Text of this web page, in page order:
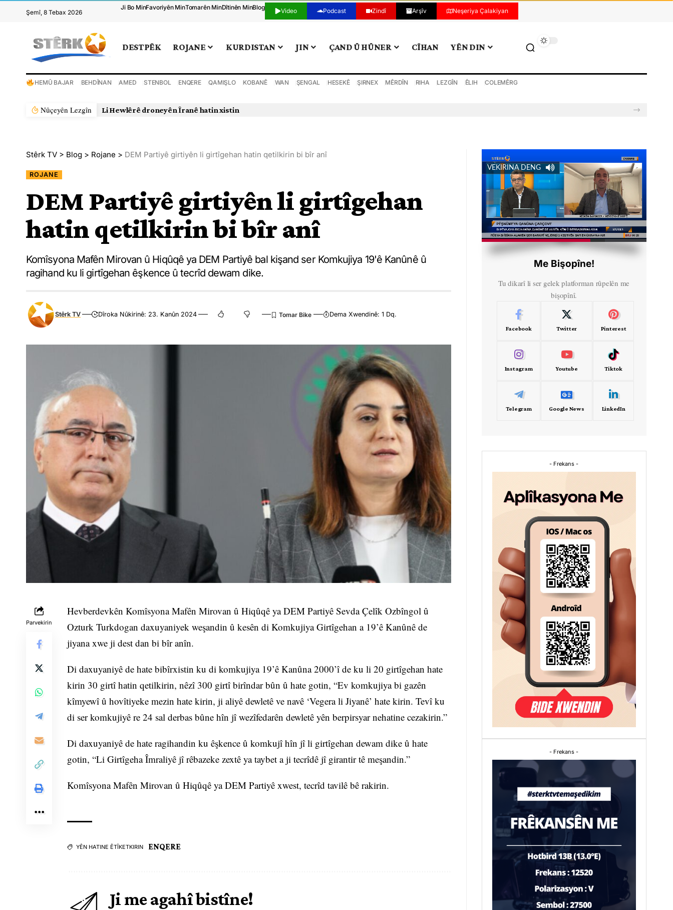
Şemî, 8 Tebax 2026
Ji Bo MinFavoriyên MinTomarên MinDîtinên MinBlog Video Podcast Zindî Arşîv Neşeriya Çalakiyan
DESTPÊK ROJANE KURDISTAN JIN ÇAND Û HÛNER CÎHAN YÊN DIN
HEMÛ BAJAR BEHDÎNAN AMED STENBOL ENQERE QAMIŞLO KOBANÊ WAN ŞENGAL HESEKÊ ŞIRNEX MÊRDÎN RIHA LEZGÎN ÊLIH COLEMÊRG
Nûçeyên Lezgîn Li Hewlêrê droneyên Îranê hatin xistin
Stêrk TV > Blog > Rojane > DEM Partiyê girtiyên li girtîgehan hatin qetilkirin bi bîr anî
ROJANE
DEM Partiyê girtiyên li girtîgehan
hatin qetilkirin bi bîr anî
Komîsyona Mafên Mirovan û Hiqûqê ya DEM Partiyê bal kişand ser Komkujiya 19'ê Kanûnê û
ragihand ku li girtîgehan êşkence û tecrîd dewam dike.
Stêrk TV Dîroka Nûkirinê: 23. Kanûn 2024 Dema Xwendinê: 1 Dq.
Parvekirin
Hevberdevkên Komîsyona Mafên Mirovan û Hiqûqê ya DEM Partiyê Sevda Çelîk Ozbîngol û
Ozturk Turkdogan daxuyaniyek weşandin û kesên di Komkujiya Girtîgehan a 19’ê Kanûnê de
jiyana xwe ji dest dan bi bîr anîn.
Di daxuyaniyê de hate bibîrxistin ku di komkujiya 19’ê Kanûna 2000’î de ku li 20 girtîgehan hate
kirin 30 girtî hatin qetilkirin, nêzî 300 girtî birîndar bûn û hate gotin, “Ev komkujiya bi gazên
kîmyewî û hovîtiyeke mezin hate kirin, ji aliyê dewletê ve navê ‘Vegera li Jiyanê’ hate kirin. Tevî ku
di ser komkujiyê re 24 sal derbas bûne hîn jî wezîfedarên dewletê yên berpirsyar nehatine cezakirin.”
Di daxuyaniyê de hate ragihandin ku êşkence û komkujî hîn jî li girtîgehan dewam dike û hate
gotin, “Li Girtîgeha Îmraliyê jî rêbazeke zextê ya taybet a ji tecrîdê jî girantir tê meşandin.”
Komîsyona Mafên Mirovan û Hiqûqê ya DEM Partiyê xwest, tecrîd tavilê bê rakirin.
YÊN HATINE ÊTÎKETKIRIN ENQERE
Ji me agahî bistîne!
VEKIRINA DENG
Me Bişopîne!
Tu dikarî li ser gelek platforman rûpelên me
bişopînî.
Facebook Twitter Pinterest
Instagram Youtube Tiktok
Telegram Google News LinkedIn
- Frekans -
- Frekans -